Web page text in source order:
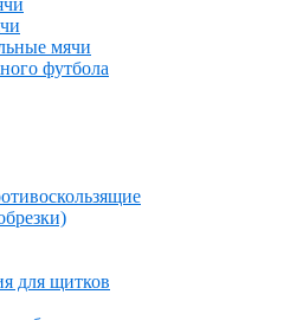
мячи
футбола
для щитков